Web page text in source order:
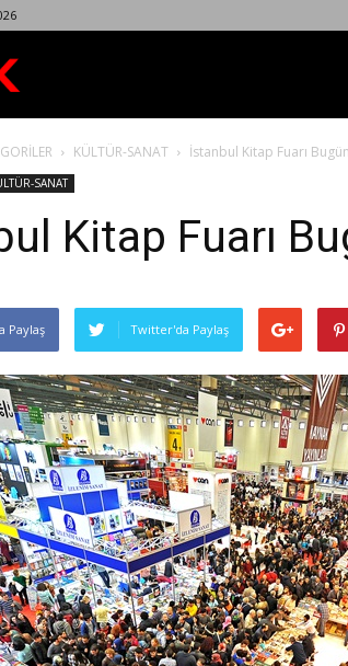
Dergisi KÜLTÜR-SANAT İstanbul Kitap Fuarı
SANAT
Kitap Fuarı
Paylaş Twitter'da Paylaş